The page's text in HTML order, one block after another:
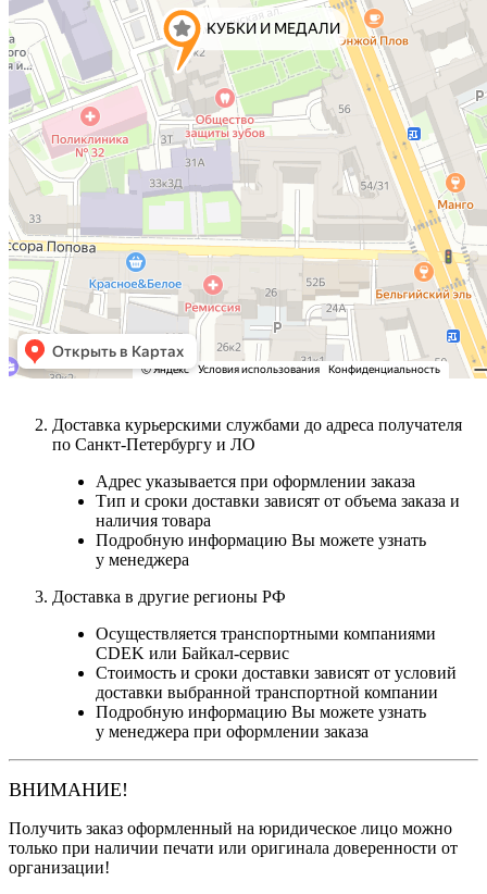
Доставка курьерскими службами до адреса получателя
по Санкт-Петербургу и ЛО
Адрес указывается при оформлении заказа
Тип и сроки доставки зависят от объема заказа и
наличия товара
Подробную информацию Вы можете узнать
у менеджера
Доставка в другие регионы РФ
Осуществляется транспортными компаниями
CDEK или Байкал-сервис
Стоимость и сроки доставки зависят от условий
доставки выбранной транспортной компании
Подробную информацию Вы можете узнать
у менеджера при оформлении заказа
ВНИМАНИЕ!
Получить заказ оформленный на юридическое лицо можно
только при наличии печати или оригинала доверенности от
организации!